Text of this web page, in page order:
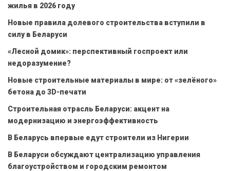
жилья в 2026 году
Новые правила долевого строительства вступили в
силу в Беларуси
«Лесной домик»: перспективный госпроект или
недоразумение?
Новые строительные материалы в мире: от «зелёного»
бетона до 3D-печати
Строительная отрасль Беларуси: акцент на
модернизацию и энергоэффективность
В Беларусь впервые едут строители из Нигерии
В Беларуси обсуждают централизацию управления
благоустройством и городским ремонтом